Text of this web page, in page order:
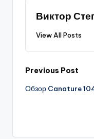
Виктор
View All Posts
Post
Previous Post
Обзор Canature